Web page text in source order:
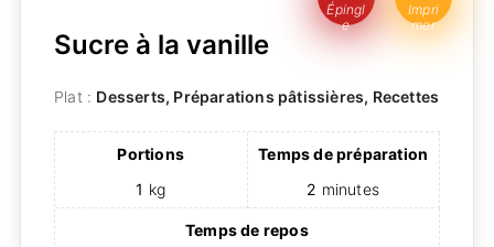
Épingl
e
Impri
mer
Sucre à la vanille
Plat : Desserts, Préparations pâtissières, Recettes
Portions
1 kg
Temps de préparation
2 minutes
Temps de repos